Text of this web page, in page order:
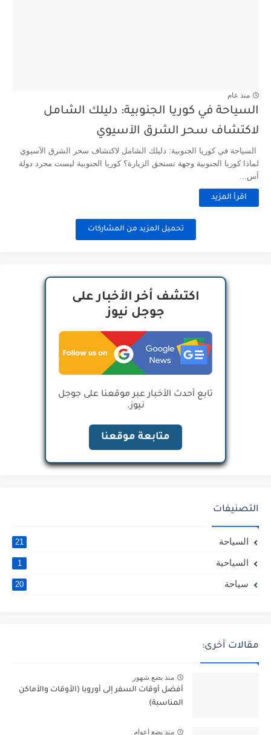
منذ عام
السياحة في كوريا الجنوبية: دليلك الشامل
لاكتشاف سحر الشرق الآسيوي
السياحة في كوريا الجنوبية: دليلك الشامل لاكتشاف سحر الشرق الآسيوي
لماذا كوريا الجنوبية وجهة تستحق الزيارة؟ كوريا الجنوبية ليست مجرد دولة
آس...
اقرأ المزيد
تحميل المزيد من المشاركات
اكتشف أخر الأخبار على
جوجل نيوز
تابع أحدث الأخبار عبر موقعنا على جوجل
نيوز.
متابعة موقعنا
التصنيفات
السياحة 21
السياحية 1
سياحة 20
مقالات أخرى:
منذ بضع شهور
أفضل أوقات السفر إلى أوروبا (الأوقات والأماكن
المناسبة)
منذ بضع اعوام